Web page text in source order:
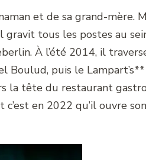
et de sa grand-mère.
gravit tous les postes au
À l’été 2014, il
puis le
la tête du restaurant
en 2022 qu’il ouvre